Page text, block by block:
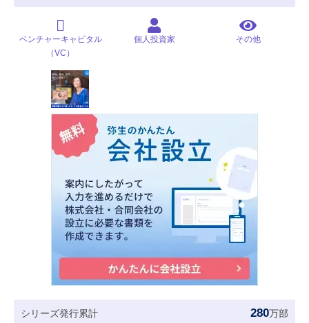
ベンチャーキャピタル
（VC）
個人投資家 その他
シリーズ発行累計 280万部